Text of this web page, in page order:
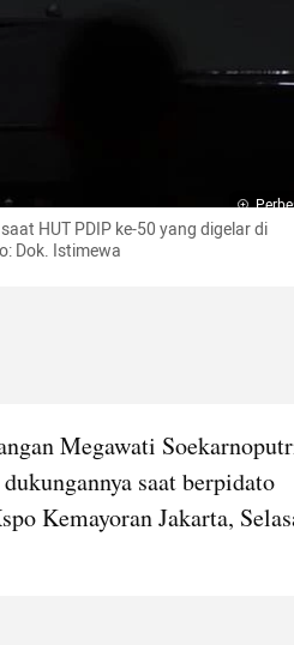
HUT PDIP ke-50 yang digelar di
Dok. Istimewa
Megawati
saat berpidato
Kemayoran Jakarta,